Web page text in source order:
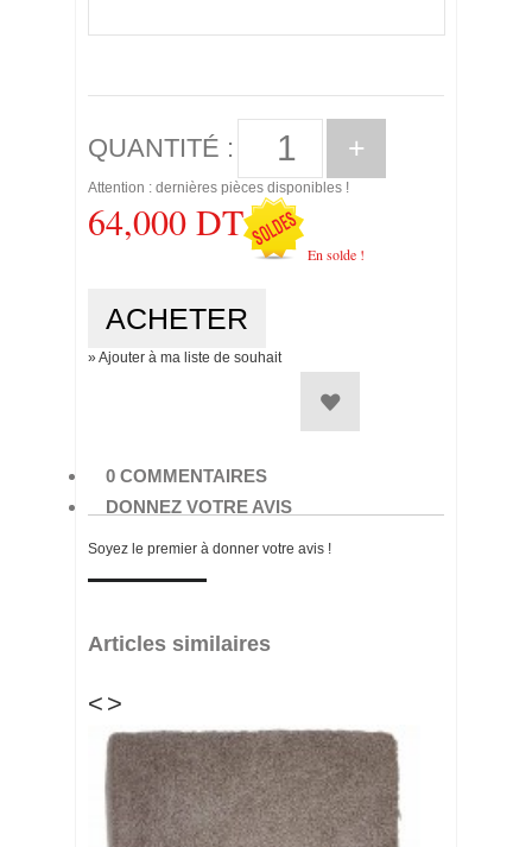
QUANTITÉ : +
Attention : dernières pièces disponibles !
64,000 DT
En solde !
» Ajouter à ma liste de souhait
0 COMMENTAIRES
DONNEZ VOTRE AVIS
Soyez le premier à donner votre avis !
Articles similaires
< >